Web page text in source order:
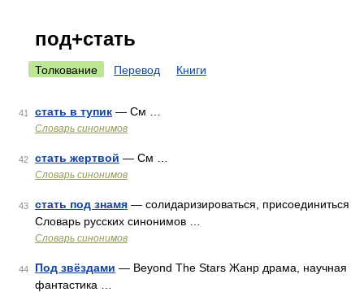
под+стать
Толкование Перевод Книги
41 стать в тупик — См …
Словарь синонимов
42 стать жертвой — См …
Словарь синонимов
43 стать под знамя — солидаризироваться, присоединиться
Словарь русских синонимов …
Словарь синонимов
44 Под звёздами — Beyond The Stars Жанр драма, научная
фантастика …